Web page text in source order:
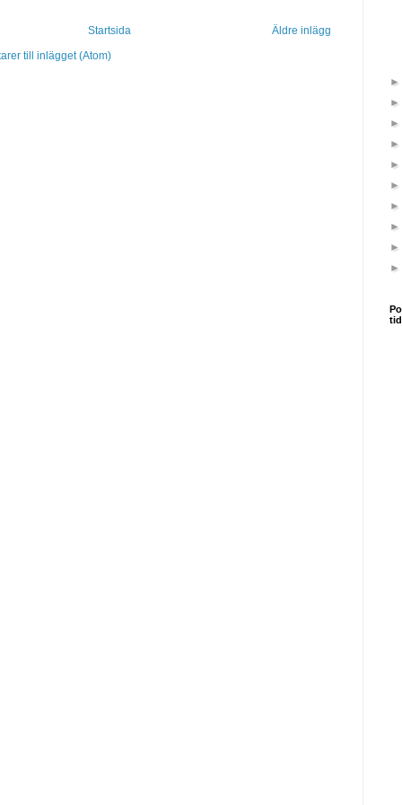
Äldre inlägg
Startsida
till inlägget (Atom)
►
►
►
►
►
►
►
►
►
►